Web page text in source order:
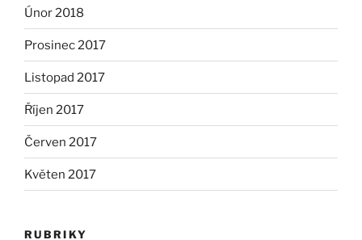
Únor 2018
Prosinec 2017
Listopad 2017
Říjen 2017
Červen 2017
Květen 2017
RUBRIKY